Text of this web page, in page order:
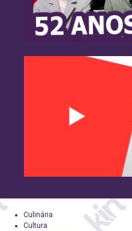
Culinária
Cultura